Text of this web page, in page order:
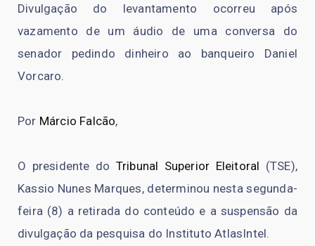
Divulgação do levantamento ocorreu após
vazamento de um áudio de uma conversa do
senador pedindo dinheiro ao banqueiro Daniel
Vorcaro.
Por Márcio Falcão,
O presidente do Tribunal Superior Eleitoral (TSE),
Kassio Nunes Marques, determinou nesta segunda-
feira (8) a retirada do conteúdo e a suspensão da
divulgação da pesquisa do Instituto AtlasIntel.